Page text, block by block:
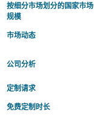
按细分市场划分的国家市场
规模
市场动态
公司分析
定制请求
免费定制时长